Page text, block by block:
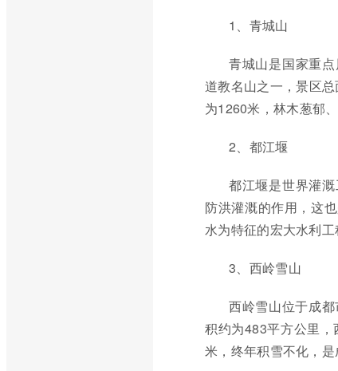
1、青城山
青城山是国家重
道教名山之一，景区
为1260米，林木葱郁
2、都江堰
都江堰是世界灌
防洪灌溉的作用，这
水为特征的宏大水利
3、西岭雪山
西岭雪山位于成
积约为483平方公里
米，终年积雪不化，是